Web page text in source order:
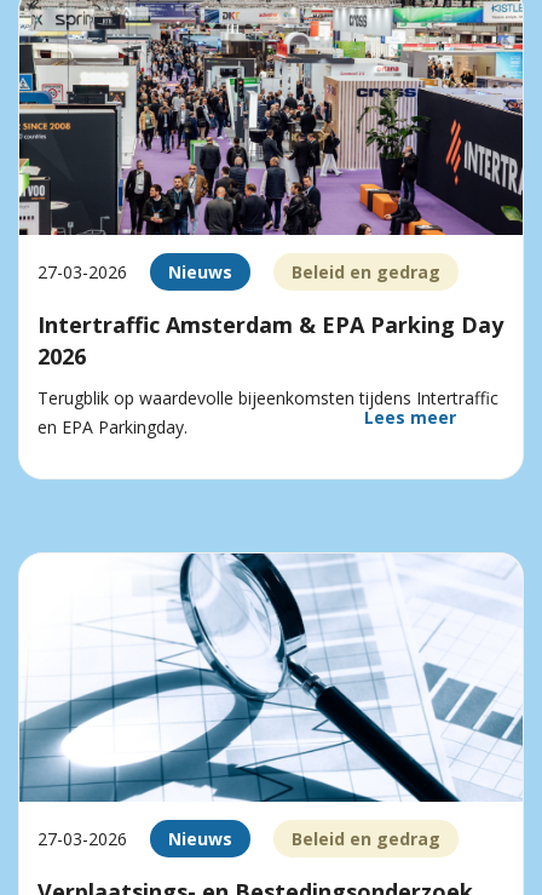
27-03-2026 Nieuws Beleid en gedrag
Intertraffic Amsterdam & EPA Parking Day
2026
Terugblik op waardevolle bijeenkomsten tijdens Intertraffic
en EPA Parkingday.
Lees meer
27-03-2026 Nieuws Beleid en gedrag